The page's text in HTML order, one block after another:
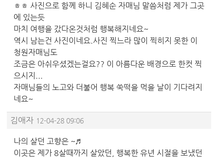
ㅎㅎ 사진으로 함께 하니 김혜순 자매님 말씀처럼 제가 그곳
에 있는듯
마치 여행을 갔다온것처럼 행복해지네요~
역시 남는건 사진이네요.사진 찍느라 많이 찍히지 못한 이
청원자매님도
조금은 아쉬우셨겠는걸요?? 이 아름다운 배경으로 한컷 찍
으시지...
자매님들의 노고와 더불어 행복 쑥떡을 먹을 날이 기다려지
네요~
김애자 12-04-28 09:06
나의 살던 고향은 ~♬
이곳은 제가 8살때까지 살았던, 행복한 유년 시절을 보냈던